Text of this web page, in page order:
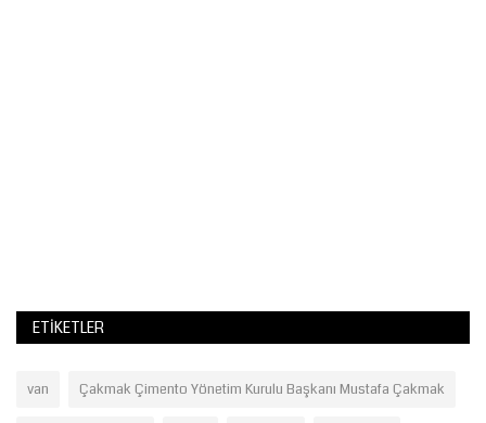
ETIKETLER
van Çakmak Çimento Yönetim Kurulu Başkanı Mustafa Çakmak